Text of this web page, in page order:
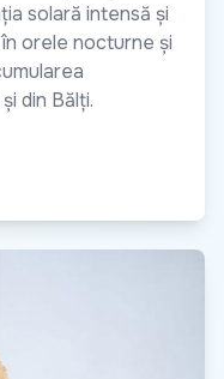
solară intensă și
orele nocturne și
din Bălți.